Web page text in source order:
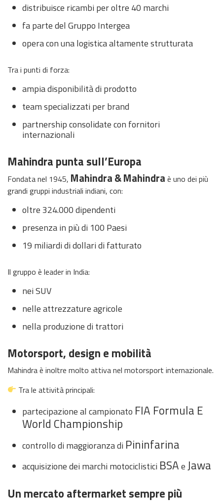
distribuisce ricambi per oltre 40 marchi
fa parte del Gruppo Intergea
opera con una logistica altamente strutturata
Tra i punti di forza:
ampia disponibilità di prodotto
team specializzati per brand
partnership consolidate con fornitori
internazionali
Mahindra punta sull’Europa
Fondata nel 1945, Mahindra & Mahindra è uno dei più
grandi gruppi industriali indiani, con:
oltre 324.000 dipendenti
presenza in più di 100 Paesi
19 miliardi di dollari di fatturato
Il gruppo è leader in India:
nei SUV
nelle attrezzature agricole
nella produzione di trattori
Motorsport, design e mobilità
Mahindra è inoltre molto attiva nel motorsport internazionale.
Tra le attività principali:
partecipazione al campionato FIA Formula E
World Championship
controllo di maggioranza di Pininfarina
acquisizione dei marchi motociclistici BSAeJawa
Un mercato aftermarket sempre più